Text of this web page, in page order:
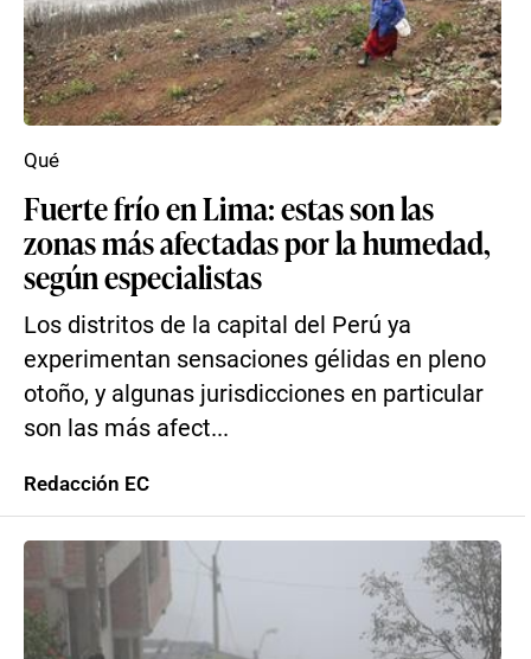
Fuerte frío en Lima: estas son las
zonas más afectadas por la humedad,
según especialistas
Los distritos de la capital del Perú ya
experimentan sensaciones gélidas en pleno
otoño, y algunas jurisdicciones en particular
son las más afect...
Qué
Redacción EC